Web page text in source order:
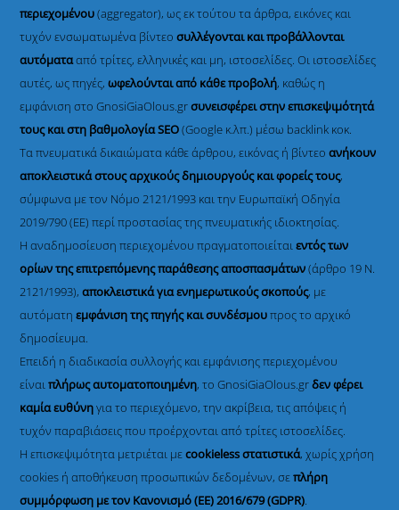
περιεχομένου(aggregator), ως εκ τούτου τα άρθρα, εικόνες και
τυχόν ενσωματωμένα βίντεοσυλλέγονται και προβάλλονται
αυτόματααπό τρίτες, ελληνικές και μη, ιστοσελίδες. Οι ιστοσελίδες
αυτές, ως πηγές,ωφελούνται από κάθε προβολή, καθώς η
εμφάνιση στο GnosiGiaOlous.grσυνεισφέρει στην επισκεψιμότητά
τους και στη βαθμολογία SEO(Google κ.λπ.) μέσω backlink κοκ.
Τα πνευματικά δικαιώματα κάθε άρθρου, εικόνας ή βίντεοανήκουν
αποκλειστικά στους αρχικούς δημιουργούς και φορείς τους,
σύμφωνα με τον Νόμο 2121/1993 και την Ευρωπαϊκή Οδηγία
2019/790 (ΕΕ) περί προστασίας της πνευματικής ιδιοκτησίας.
Η αναδημοσίευση περιεχομένου πραγματοποιείταιεντός των
ορίων της επιτρεπόμενης παράθεσης αποσπασμάτων(άρθρο 19 Ν.
2121/1993), αποκλειστικά για ενημερωτικούς σκοπούς, με
αυτόματηεμφάνιση της πηγής και συνδέσμουπρος το αρχικό
δημοσίευμα.
Επειδή η διαδικασία συλλογής και εμφάνισης περιεχομένου
είναιπλήρως αυτοματοποιημένη, το GnosiGiaOlous.grδεν φέρει
καμία ευθύνηγια το περιεχόμενο, την ακρίβεια, τις απόψεις ή
τυχόν παραβιάσεις που προέρχονται από τρίτες ιστοσελίδες.
Η επισκεψιμότητα μετριέται μεcookieless στατιστικά, χωρίς χρήση
cookies ή αποθήκευση προσωπικών δεδομένων, σεπλήρη
συμμόρφωση με τον Κανονισμό (ΕΕ) 2016/679 (GDPR).